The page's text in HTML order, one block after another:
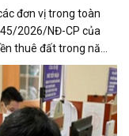
đơn vị trong toàn
2026/NĐ-CP của
thuê đất trong năm
đi vào thực tiễn và